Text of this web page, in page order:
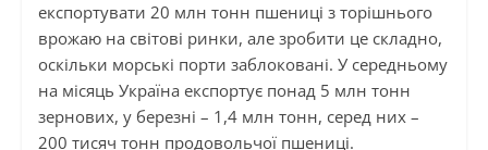
експортувати 20 млн тонн пшениці з торішнього
врожаю на світові ринки, але зробити це складно,
оскільки морські порти заблоковані. У середньому
на місяць Україна експортує понад 5 млн тонн
зернових, у березні – 1,4 млн тонн, серед них –
200 тисяч тонн продовольчої пшениці.